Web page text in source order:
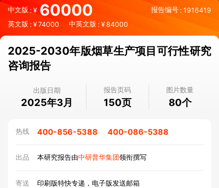
中文版:¥ 60000 报告编号 : 1916419
英文版 : ¥74000 中英文版 : ¥84000
2025-2030年版烟草生产项目可行性研究
咨询报告
出版日期
2025年3月
报告页码
150页
图片数量
80个
热线 400-856-5388 400-086-5388
出品 本研究报告由中研普华集团领衔撰写
寄送 印刷版特快专递，电子版发送邮箱